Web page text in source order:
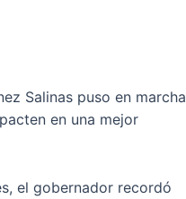
Salinas puso en marcha
en una mejor
el gobernador recordó